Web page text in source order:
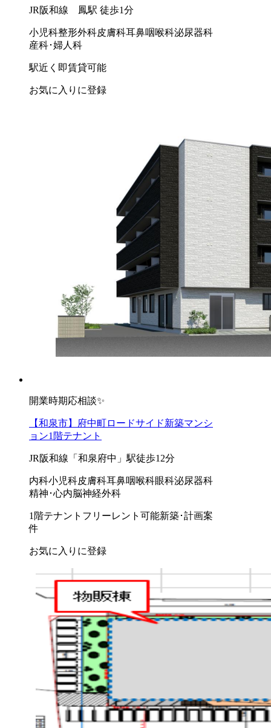
JR阪和線 鳳駅 徒歩1分
小児科整形外科皮膚科耳鼻咽喉科泌尿器科
産科･婦人科
駅近く 即賃貸可能
お気に入りに登録
開業時期応相談✨
【和泉市】府中町ロードサイド新築マンシ
ョン1階テナント
JR阪和線「和泉府中」駅徒歩12分
内科小児科皮膚科耳鼻咽喉科眼科泌尿器科
精神･心内 脳神経外科
1階テナント フリーレント可能新築･計画案
件
お気に入りに登録